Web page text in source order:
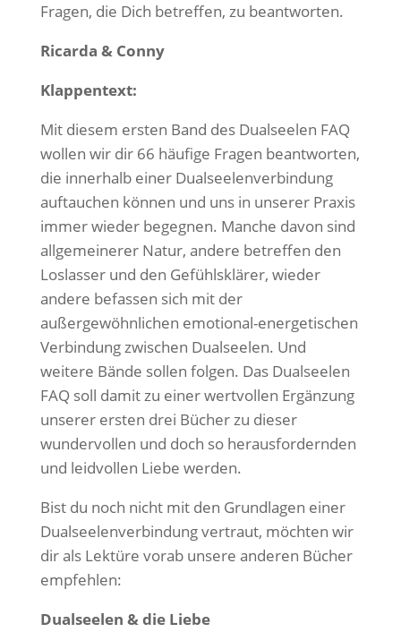
Fragen, die Dich betreffen, zu beantworten.
Ricarda & Conny
Klappentext:
Mit diesem ersten Band des Dualseelen FAQ
wollen wir dir 66 häufige Fragen beantworten,
die innerhalb einer Dualseelenverbindung
auftauchen können und uns in unserer Praxis
immer wieder begegnen. Manche davon sind
allgemeinerer Natur, andere betreffen den
Loslasser und den Gefühlsklärer, wieder
andere befassen sich mit der
außergewöhnlichen emotional-energetischen
Verbindung zwischen Dualseelen. Und
weitere Bände sollen folgen. Das Dualseelen
FAQ soll damit zu einer wertvollen Ergänzung
unserer ersten drei Bücher zu dieser
wundervollen und doch so herausfordernden
und leidvollen Liebe werden.
Bist du noch nicht mit den Grundlagen einer
Dualseelenverbindung vertraut, möchten wir
dir als Lektüre vorab unsere anderen Bücher
empfehlen:
Dualseelen & die Liebe